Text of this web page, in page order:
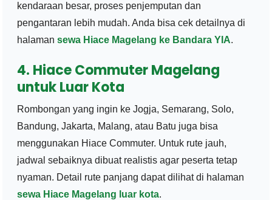
kendaraan besar, proses penjemputan dan
pengantaran lebih mudah. Anda bisa cek detailnya di
halamansewa Hiace Magelang ke Bandara YIA.
4. Hiace Commuter Magelang
untuk Luar Kota
Rombongan yang ingin ke Jogja, Semarang, Solo,
Bandung, Jakarta, Malang, atau Batu juga bisa
menggunakan Hiace Commuter. Untuk rute jauh,
jadwal sebaiknya dibuat realistis agar peserta tetap
nyaman. Detail rute panjang dapat dilihat di halaman
sewa Hiace Magelang luar kota.